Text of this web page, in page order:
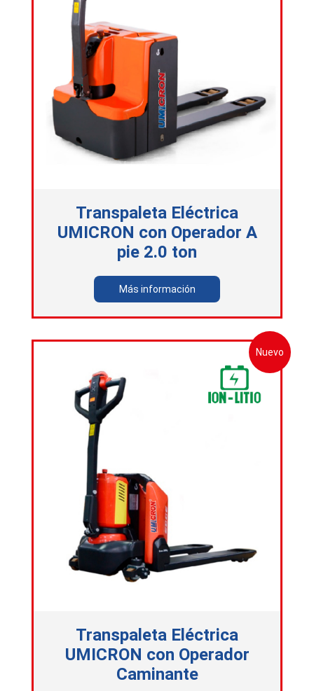
Transpaleta Eléctrica
UMICRON con Operador A
pie 2.0 ton
Más información
Nuevo
Transpaleta Eléctrica
UMICRON con Operador
Caminante